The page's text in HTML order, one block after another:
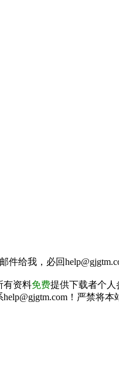
件给我，必回
有资料免费提供下载者个人
！严禁将